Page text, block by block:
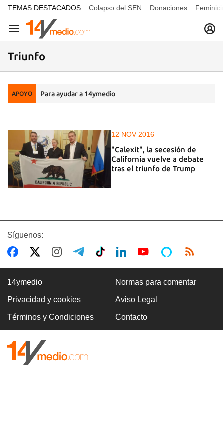
common.go-to-content
TEMAS DESTACADOS Colapso del SEN Donaciones
Navegación
Triunfo
APOYO Para ayudar a 14ymedio
12 NOV 2016
"Calexit", la secesión de
California vuelve a debate
tras el triunfo de Trump
Síguenos:
14ymedio Normas para comentar
Privacidad y cookies Aviso Legal
Términos y Condiciones Contacto